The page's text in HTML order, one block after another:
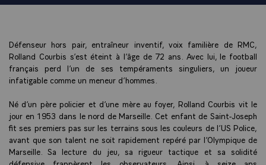
Défenseur hors pair, entraîneur inventif, voix familière de RMC,
Rolland Courbis s’est éteint à l’âge de 72 ans. Avec lui, le football
français perd l’un de ses tempéraments singuliers, un joueur
infatigable comme un meneur d’hommes.
Né d’un père policier et d’une mère au foyer, Rolland Courbis vit le
jour en 1953 dans le nord de Marseille. Cet enfant de Saint-Joseph
fit ses premiers pas sur les terrains sous les couleurs de l’US Police,
avant que son talent ne soit rapidement repéré par l’Olympique de
Marseille. Sa lecture du jeu, sa rigueur tactique et sa solidité